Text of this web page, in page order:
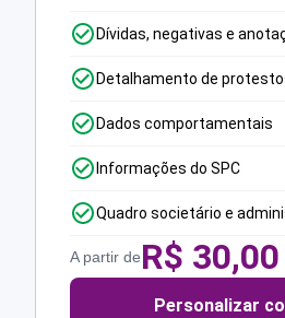
Dívidas, negativas e
Detalhamento de
Dados comportamentais
Informações do SPC
Quadro societário e
A partir deR$ 30,00
Personalizar